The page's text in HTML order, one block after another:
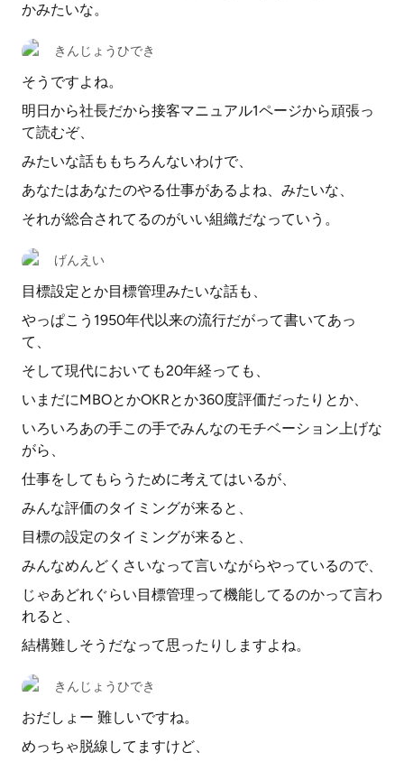
かみたいな。
きんじょうひでき
そうですよね。
明日から社長だから接客マニュアル1ページから頑張っ
て読むぞ、
みたいな話ももちろんないわけで、
あなたはあなたのやる仕事があるよね、みたいな、
それが総合されてるのがいい組織だなっていう。
げんえい
目標設定とか目標管理みたいな話も、
やっぱこう1950年代以来の流行だがって書いてあっ
て、
そして現代においても20年経っても、
いまだにMBOとかOKRとか360度評価だったりとか、
いろいろあの手この手でみんなのモチベーション上げな
がら、
仕事をしてもらうために考えてはいるが、
みんな評価のタイミングが来ると、
目標の設定のタイミングが来ると、
みんなめんどくさいなって言いながらやっているので、
じゃあどれぐらい目標管理って機能してるのかって言わ
れると、
結構難しそうだなって思ったりしますよね。
きんじょうひでき
おだしょー 難しいですね。
めっちゃ脱線してますけど、